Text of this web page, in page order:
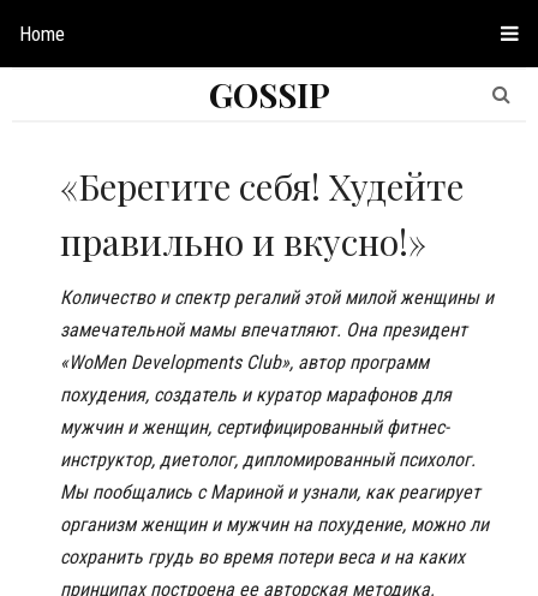
Home
GOSSIP
«Берегите себя! Худейте
правильно и вкусно!»
Количество и спектр регалий этой милой женщины и
замечательной мамы впечатляют. Она президент
«WoMen Developments Club», автор программ
похудения, создатель и куратор марафонов для
мужчин и женщин, сертифицированный фитнес-
инструктор, диетолог, дипломированный психолог.
Мы пообщались с Мариной и узнали, как реагирует
организм женщин и мужчин на похудение, можно ли
сохранить грудь во время потери веса и на каких
принципах построена ее авторская методика.